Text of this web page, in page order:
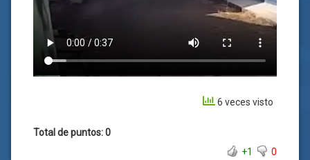
6 veces visto
Total de puntos: 0
+1
0